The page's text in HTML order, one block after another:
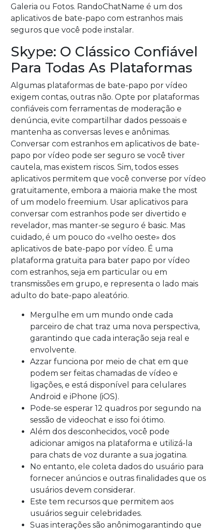
Galeria ou Fotos. RandoChatName é um dos
aplicativos de bate-papo com estranhos mais
seguros que você pode instalar.
Skype: O Clássico Confiável
Para Todas As Plataformas
Algumas plataformas de bate-papo por vídeo
exigem contas, outras não. Opte por plataformas
confiáveis ​​com ferramentas de moderação e
denúncia, evite compartilhar dados pessoais e
mantenha as conversas leves e anônimas.
Conversar com estranhos em aplicativos de bate-
papo por vídeo pode ser seguro se você tiver
cautela, mas existem riscos. Sim, todos esses
aplicativos permitem que você converse por vídeo
gratuitamente, embora a maioria make the most
of um modelo freemium. Usar aplicativos para
conversar com estranhos pode ser divertido e
revelador, mas manter-se seguro é basic. Mas
cuidado, é um pouco do «velho oeste» dos
aplicativos de bate-papo por vídeo. É uma
plataforma gratuita para bater papo por vídeo
com estranhos, seja em particular ou em
transmissões em grupo, e representa o lado mais
adulto do bate-papo aleatório.
Mergulhe em um mundo onde cada
parceiro de chat traz uma nova perspectiva,
garantindo que cada interação seja real e
envolvente.
Azzar funciona por meio de chat em que
podem ser feitas chamadas de vídeo e
ligações, e está disponível para celulares
Android e iPhone (iOS).
Pode-se esperar 12 quadros por segundo na
sessão de videochat e isso foi ótimo.
Além dos desconhecidos, você pode
adicionar amigos na plataforma e utilizá-la
para chats de voz durante a sua jogatina.
No entanto, ele coleta dados do usuário para
fornecer anúncios e outras finalidades que os
usuários devem considerar.
Este tem recursos que permitem aos
usuários seguir celebridades.
Suas interações são anônimogarantindo que